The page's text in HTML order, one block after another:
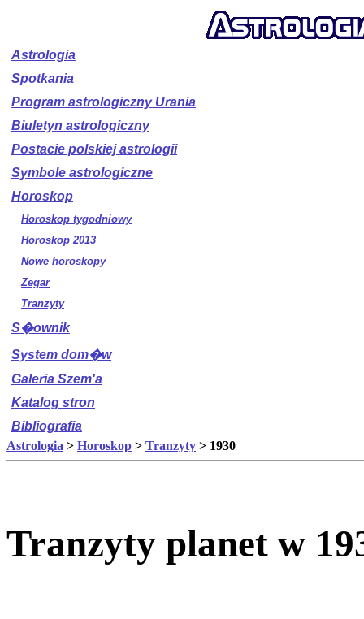
Astrologia
Spotkania
Program astrologiczny Urania
Biuletyn astrologiczny
Postacie polskiej astrologii
Symbole astrologiczne
Horoskop
Horoskop tygodniowy
Horoskop 2013
Nowe horoskopy
Zegar
Tranzyty
S�ownik
System dom�w
Galeria Szem'a
Katalog stron
Bibliografia
Astrologia > Horoskop > Tranzyty > 1930
Tranzyty planet w